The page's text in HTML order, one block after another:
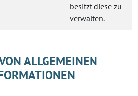
besitzt diese zu
verwalten.
ALLGEMEINEN